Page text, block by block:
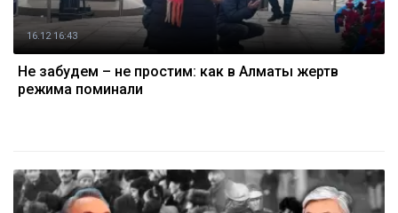
16.12 16:43
Не забудем – не простим: как в Алматы жертв
режима поминали